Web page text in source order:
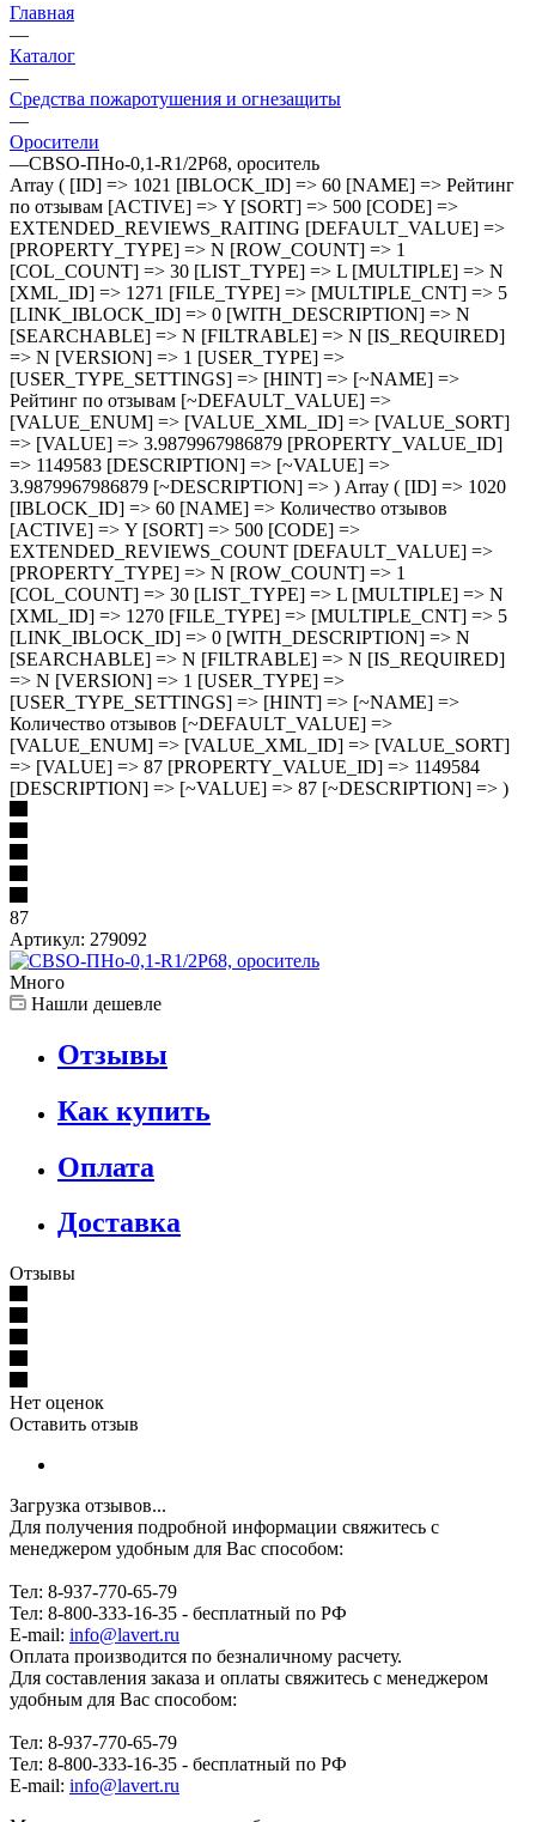
Главная
—
Каталог
—
Средства пожаротушения и огнезащиты
—
Оросители
—СВSО-ПНо-0,1-R1/2Р68, ороситель
Array ( [ID] => 1021 [IBLOCK_ID] => 60 [NAME] => Рейтинг
по отзывам [ACTIVE] => Y [SORT] => 500 [CODE] =>
EXTENDED_REVIEWS_RAITING [DEFAULT_VALUE] =>
[PROPERTY_TYPE] => N [ROW_COUNT] => 1
[COL_COUNT] => 30 [LIST_TYPE] => L [MULTIPLE] => N
[XML_ID] => 1271 [FILE_TYPE] => [MULTIPLE_CNT] => 5
[LINK_IBLOCK_ID] => 0 [WITH_DESCRIPTION] => N
[SEARCHABLE] => N [FILTRABLE] => N [IS_REQUIRED]
=> N [VERSION] => 1 [USER_TYPE] =>
[USER_TYPE_SETTINGS] => [HINT] => [~NAME] =>
Рейтинг по отзывам [~DEFAULT_VALUE] =>
[VALUE_ENUM] => [VALUE_XML_ID] => [VALUE_SORT]
=> [VALUE] => 3.9879967986879 [PROPERTY_VALUE_ID]
=> 1149583 [DESCRIPTION] => [~VALUE] =>
3.9879967986879 [~DESCRIPTION] => ) Array ( [ID] => 1020
[IBLOCK_ID] => 60 [NAME] => Количество отзывов
[ACTIVE] => Y [SORT] => 500 [CODE] =>
EXTENDED_REVIEWS_COUNT [DEFAULT_VALUE] =>
[PROPERTY_TYPE] => N [ROW_COUNT] => 1
[COL_COUNT] => 30 [LIST_TYPE] => L [MULTIPLE] => N
[XML_ID] => 1270 [FILE_TYPE] => [MULTIPLE_CNT] => 5
[LINK_IBLOCK_ID] => 0 [WITH_DESCRIPTION] => N
[SEARCHABLE] => N [FILTRABLE] => N [IS_REQUIRED]
=> N [VERSION] => 1 [USER_TYPE] =>
[USER_TYPE_SETTINGS] => [HINT] => [~NAME] =>
Количество отзывов [~DEFAULT_VALUE] =>
[VALUE_ENUM] => [VALUE_XML_ID] => [VALUE_SORT]
=> [VALUE] => 87 [PROPERTY_VALUE_ID] => 1149584
[DESCRIPTION] => [~VALUE] => 87 [~DESCRIPTION] => )
87
Артикул: 279092
Много
Нашли дешевле
Отзывы
Как купить
Оплата
Доставка
Отзывы
Нет оценок
Оставить отзыв
Загрузка отзывов...
Для получения подробной информации свяжитесь с
менеджером удобным для Вас способом:
Тел: 8-937-770-65-79
Тел: 8-800-333-16-35 - бесплатный по РФ
E-mail: info@lavert.ru
Оплата производится по безналичному расчету.
Для составления заказа и оплаты свяжитесь с менеджером
удобным для Вас способом:
Тел: 8-937-770-65-79
Тел: 8-800-333-16-35 - бесплатный по РФ
E-mail: info@lavert.ru